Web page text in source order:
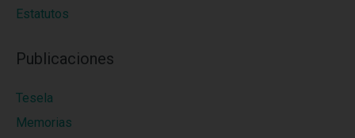
Estatutos
Publicaciones
Tesela
Memorias